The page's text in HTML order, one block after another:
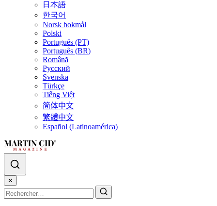
日本語
한국어
Norsk bokmål
Polski
Português (PT)
Português (BR)
Română
Русский
Svenska
Türkçe
Tiếng Việt
简体中文
繁體中文
Español (Latinoamérica)
✕